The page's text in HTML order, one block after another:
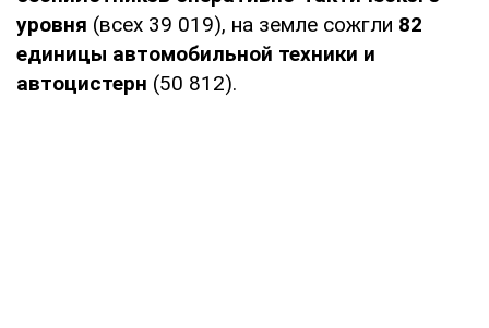
уровня (всех 39 019), на земле сожгли 82
единицы автомобильной техники и
автоцистерн (50 812).